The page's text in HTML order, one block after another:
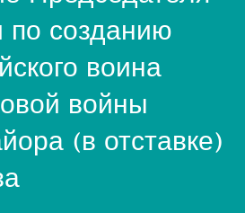
по созданию
воина
войны
(в отставке)